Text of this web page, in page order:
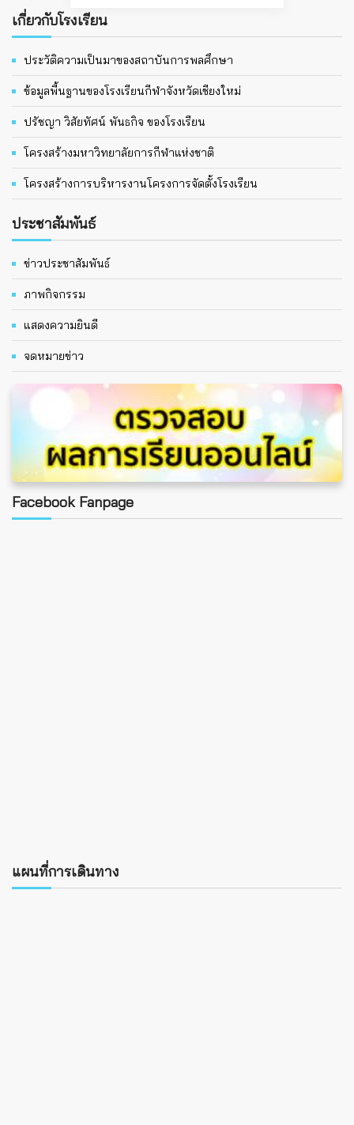
เกี่ยวกับโรงเรียน
ประวัติความเป็นมาของสถาบันการพลศึกษา
ข้อมูลพื้นฐานของโรงเรียนกีฬาจังหวัดเชียงใหม่
ปรัชญา วิสัยทัศน์ พันธกิจ ของโรงเรียน
โครงสร้างมหาวิทยาลัยการกีฬาแห่งชาติ
โครงสร้างการบริหารงานโครงการจัดตั้งโรงเรียน
ประชาสัมพันธ์
ข่าวประชาสัมพันธ์
ภาพกิจกรรม
แสดงความยินดี
จดหมายข่าว
Facebook Fanpage
แผนที่การเดินทาง